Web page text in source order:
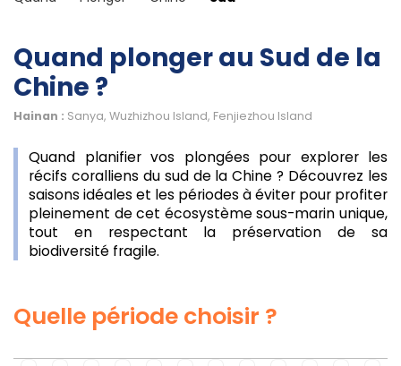
Quand plonger au Sud de la
Chine ?
Hainan : Sanya, Wuzhizhou Island, Fenjiezhou Island
Quand planifier vos plongées pour explorer les
récifs coralliens du sud de la Chine ? Découvrez les
saisons idéales et les périodes à éviter pour profiter
pleinement de cet écosystème sous-marin unique,
tout en respectant la préservation de sa
biodiversité fragile.
Quelle période choisir ?